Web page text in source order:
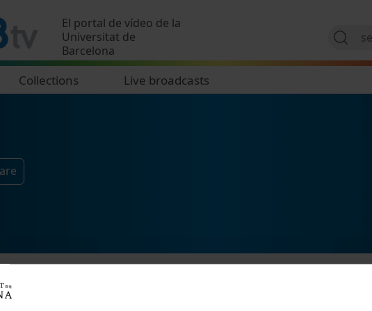
El portal de vídeo de la
Universitat de
Barcelona
Collections Live broadcasts